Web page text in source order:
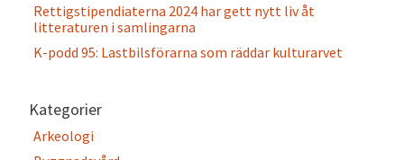
Rettigstipendiaterna 2024 har gett nytt liv åt
litteraturen i samlingarna
K-podd 95: Lastbilsförarna som räddar kulturarvet
Kategorier
Arkeologi